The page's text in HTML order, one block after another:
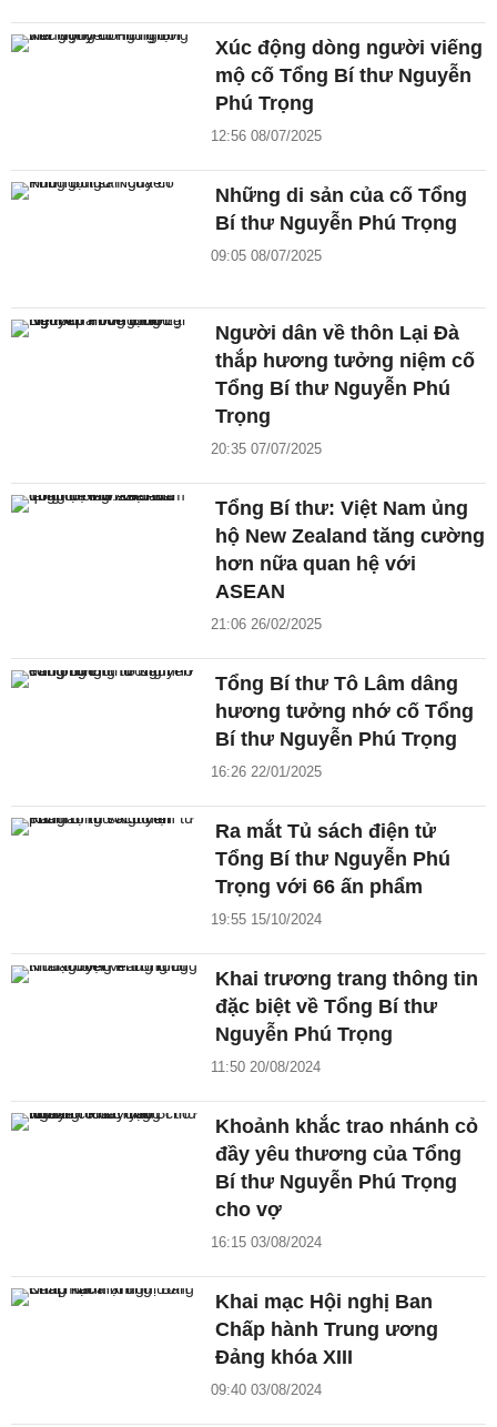
Xúc động dòng người viếng
mộ cố Tổng Bí thư Nguyễn
Phú Trọng
12:56 08/07/2025
Những di sản của cố Tổng
Bí thư Nguyễn Phú Trọng
09:05 08/07/2025
Người dân về thôn Lại Đà
thắp hương tưởng niệm cố
Tổng Bí thư Nguyễn Phú
Trọng
20:35 07/07/2025
Tổng Bí thư: Việt Nam ủng
hộ New Zealand tăng cường
hơn nữa quan hệ với
ASEAN
21:06 26/02/2025
Tổng Bí thư Tô Lâm dâng
hương tưởng nhớ cố Tổng
Bí thư Nguyễn Phú Trọng
16:26 22/01/2025
Ra mắt Tủ sách điện tử
Tổng Bí thư Nguyễn Phú
Trọng với 66 ấn phẩm
19:55 15/10/2024
Khai trương trang thông tin
đặc biệt về Tổng Bí thư
Nguyễn Phú Trọng
11:50 20/08/2024
Khoảnh khắc trao nhánh cỏ
đầy yêu thương của Tổng
Bí thư Nguyễn Phú Trọng
cho vợ
16:15 03/08/2024
Khai mạc Hội nghị Ban
Chấp hành Trung ương
Đảng khóa XIII
09:40 03/08/2024